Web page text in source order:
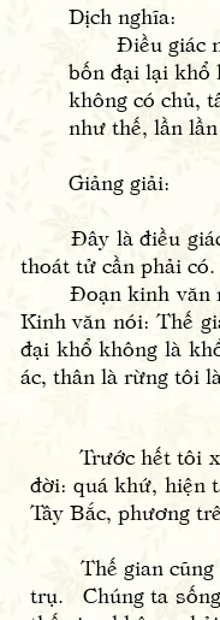
Dịch nghĩa:
Điều giác
bốn đại lại khổ
không có chủ,
như thế, lần
Giảng giải:
Đây là điều giác
thoát tử cần phải có.
Đoạn kinh văn
Kinh văn nói: Thế
đại khổ không là
ác, thân là rừng tôi
Trước hết tôi xin
đời: quá khứ, hiện
Tây Bắc, phương
Thế gian cũng
trụ. Chúng ta